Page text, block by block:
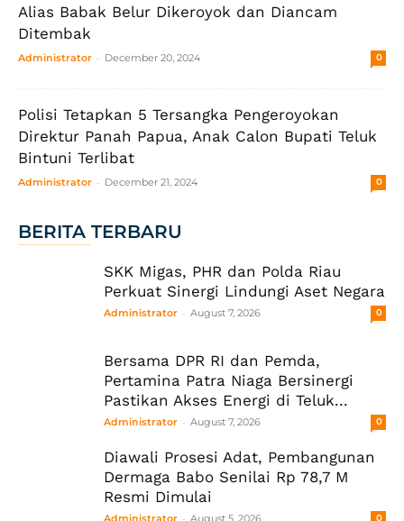
Alias Babak Belur Dikeroyok dan Diancam
Ditembak
Administrator - December 20, 2024 0
Polisi Tetapkan 5 Tersangka Pengeroyokan
Direktur Panah Papua, Anak Calon Bupati Teluk
Bintuni Terlibat
Administrator - December 21, 2024 0
BERITA TERBARU
SKK Migas, PHR dan Polda Riau
Perkuat Sinergi Lindungi Aset Negara
Administrator - August 7, 2026 0
Bersama DPR RI dan Pemda,
Pertamina Patra Niaga Bersinergi
Pastikan Akses Energi di Teluk...
Administrator - August 7, 2026 0
Diawali Prosesi Adat, Pembangunan
Dermaga Babo Senilai Rp 78,7 M
Resmi Dimulai
Administrator - August 5, 2026 0